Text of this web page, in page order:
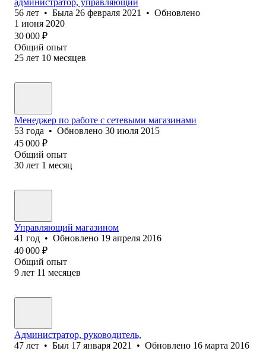
56 лет • Была 26 февраля 2021 • Обновлено
1 июня 2020
30 000 ₽
Общий опыт
25 лет 10 месяцев
Менеджер по работе с сетевыми магазинами
53 года • Обновлено 30 июля 2015
45 000 ₽
Общий опыт
30 лет 1 месяц
Управляющий магазином
41 год • Обновлено 19 апреля 2016
40 000 ₽
Общий опыт
9 лет 11 месяцев
Администратор, руководитель,
47 лет • Был 17 января 2021 • Обновлено 16 марта 2016